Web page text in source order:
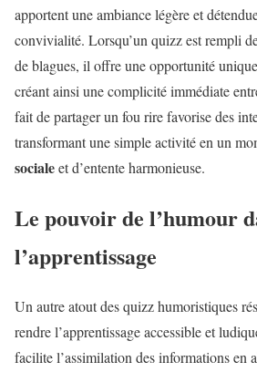
apportent une ambiance légère et
convivialité. Lorsqu’un quizz est rempli
de blagues, il offre une opportunité
créant ainsi une complicité immédiate
fait de partager un fou rire favorise des
transformant une simple activité en un
socialeet d’entente harmonieuse.
Le pouvoir de l’humour
l’apprentissage
Un autre atout des quizz humoristiques
rendre l’apprentissage accessible et
facilite l’assimilation des informations en